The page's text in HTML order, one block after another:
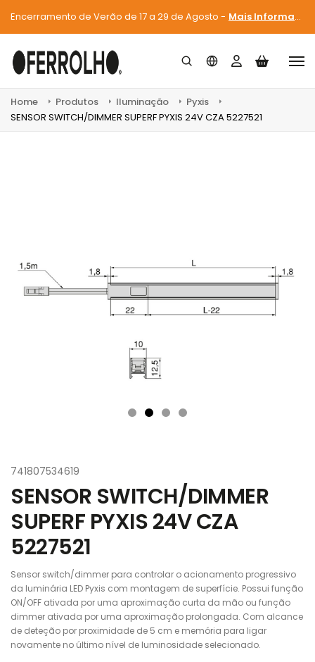
Encerramento de Verão de 17 a 29 de Agosto - Mais Informações
Home Produtos Iluminação
Pyxis
SENSOR SWITCH/DIMMER SUPERF PYXIS 24V CZA 5227521
741807534619
SENSOR SWITCH/DIMMER
SUPERF PYXIS 24V CZA
5227521
Sensor switch/dimmer para controlar o acionamento progressivo
da luminária LED Pyxis com montagem de superfície. Possui função
ON/OFF ativada por uma aproximação curta da mão ou função
dimmer ativada por uma aproximação prolongada. Com alcance
de deteção por proximidade de 5 cm e memória para ligar
novamente no último nível de luminosidade selecionado.